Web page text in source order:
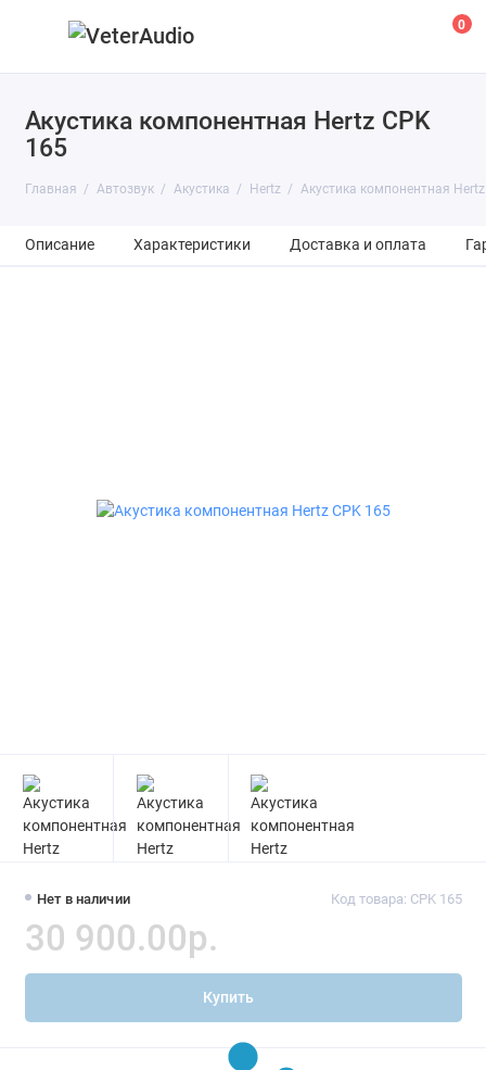
0
Акустика компонентная Hertz CPK
165
Главная Автозвук Акустика Hertz Акустика компонентная
Описание Характеристики Доставка и оплата
Нет в наличии Код товара: CPK 165
30 900.00р.
Купить